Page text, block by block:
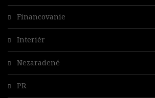
Financovanie
Interiér
Nezaradené
PR